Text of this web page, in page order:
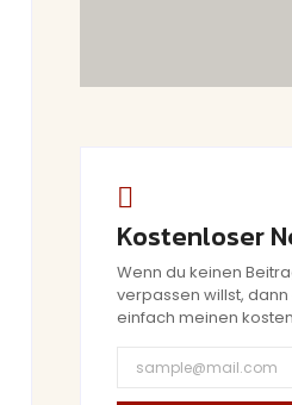
Kostenloser
Wenn du keinen
verpassen willst,
einfach meinen